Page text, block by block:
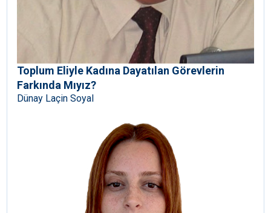
Toplum Eliyle Kadına Dayatılan Görevlerin
Farkında Mıyız?
Dünay Laçin Soyal